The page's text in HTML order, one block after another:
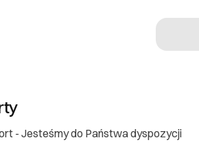
- Jesteśmy do Państwa dyspozycji